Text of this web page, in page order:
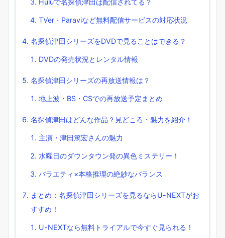
TVer・Paraviなど無料配信サービスの対応状況
名探偵津田シリーズをDVDで見ることはできる？
DVDの発売状況とレンタル情報
名探偵津田シリーズの再放送情報は？
地上波・BS・CSでの再放送予定まとめ
名探偵津田はどんな作品？見どころ・魅力を紹介！
主演・津田篤宏さんの魅力
水曜日のダウンタウン発の異色ミステリー！
バラエティ×本格推理の絶妙なバランス
まとめ：名探偵津田シリーズを見るならU-NEXTがお
すすめ！
U-NEXTなら無料トライアルで今すぐ見られる！